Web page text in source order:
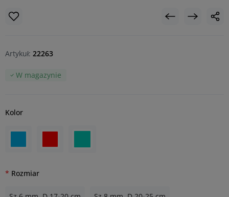
Artykuł: 22263
W magazynie
Kolor
Rozmiar